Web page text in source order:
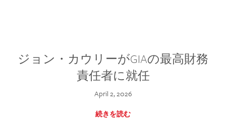
ジョン・カウリーがGIAの最高財務
責任者に就任
April 2, 2026
続きを読む